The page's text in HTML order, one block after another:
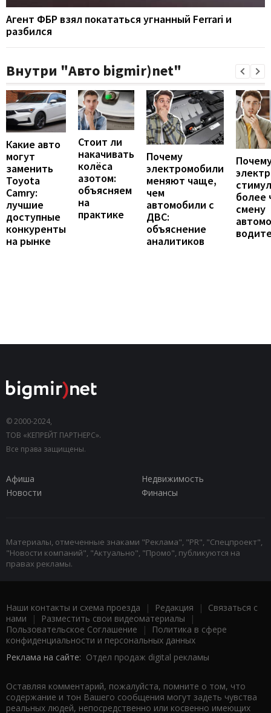
Агент ФБР взял покататься угнанный Ferrari и
разбился
Внутри "Авто bigmir)net"
Какие авто
могут
заменить
Toyota
Camry:
лучшие
доступные
конкуренты
на рынке
Стоит ли
накачивать
колёса
азотом:
объясняем
на
практике
Почему
электромобили
меняют чаще,
чем
автомобили с
ДВС:
объяснение
аналитиков
более
смену
© 2000-2024,
ТОВ «КЕПРЕЙТ ПАРТНЕРС».
Все права защищены.
Афиша
Недвижимость
Новости
Финансы
Материалы, отмеченные знаками "Реклама", "PR", "Спецпроект",
"Новости компаний", "Актуально", "Промо", публикуются на
правах рекламы.
Наши контакты и схема проезда | Редакция | Связаться с
нами | Разместить свои видеоматериалы |
Пользовательское Соглашение |
Политика в сфере
конфиденциальности и персональных данных
Реклама на сайте: Отдел продаж digital рекламы
Оставляя комментарий, пожалуйста, помните о том, что
содержание и тон Вашего сообщения могут задеть чувства
реальных людей, непосредственно или косвенно имеющих